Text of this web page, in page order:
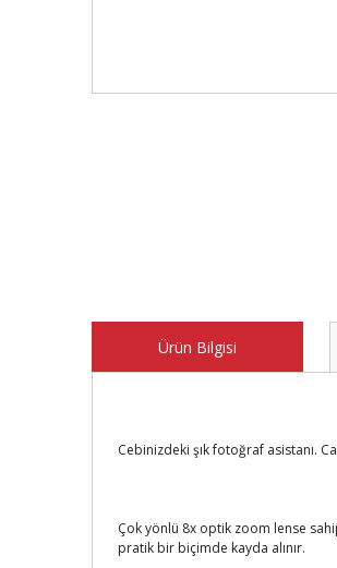
Ürün Bilgisi
Cebinizdeki şık fotoğraf asistanı.
Çok yönlü 8x optik zoom lense
pratik bir biçimde kayda alınır.